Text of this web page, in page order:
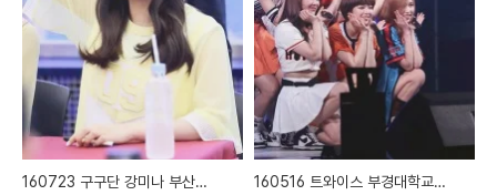
160723 구구단 강미나 부산 160516 트와이스 부경대학교